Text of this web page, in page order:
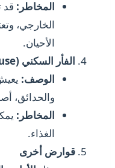
المخاطر: قد
الخارجي،
الأحيان.
الفأر السكني (Field Mouse)
الوصف:
والحدائق،
المخاطر:
الغذاء.
قوارض أخرى